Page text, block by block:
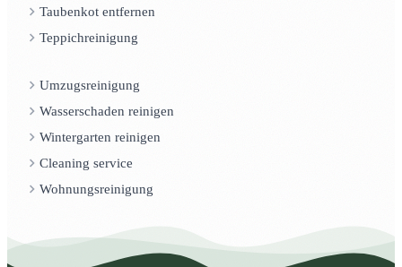
Taubenkot entfernen
Teppichreinigung
Umzugsreinigung
Wasserschaden reinigen
Wintergarten reinigen
Cleaning service
Wohnungsreinigung